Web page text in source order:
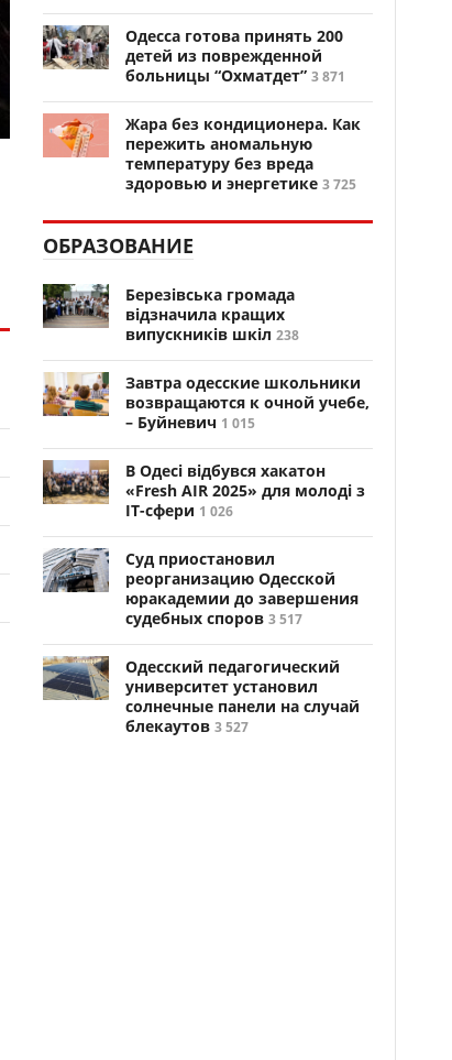
Одесса готова принять 200
детей из поврежденной
больницы “Охматдет” 3 871
Жара без кондиционера. Как
пережить аномальную
температуру без вреда
здоровью и энергетике 3 725
ОБРАЗОВАНИЕ
Березівська громада
відзначила кращих
випускників шкіл 238
Завтра одесские школьники
возвращаются к очной учебе,
– Буйневич 1 015
В Одесі відбувся хакатон
«Fresh AIR 2025» для молоді з
ІТ-сфери 1 026
Суд приостановил
реорганизацию Одесской
юракадемии до завершения
судебных споров 3 517
Одесский педагогический
университет установил
солнечные панели на случай
блекаутов 3 527